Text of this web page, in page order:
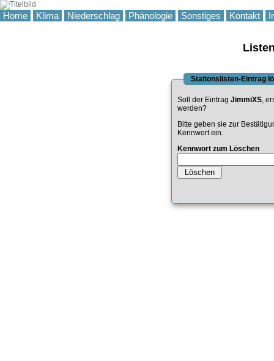
Home Klima Niederschlag Phänologie Sonstiges Kontakt
Stationslisten-Eintrag
Soll der Eintrag JimmiXS,
werden?
Bitte geben sie zur
Kennwort ein.
Kennwort zum Löschen